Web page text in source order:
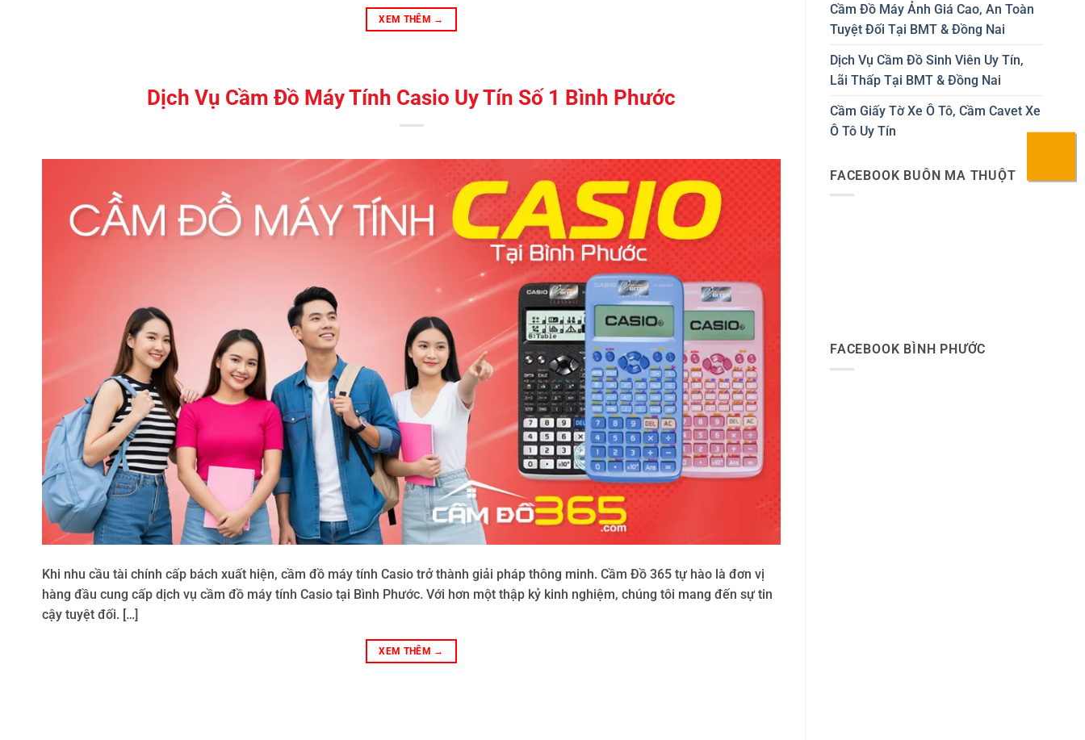
XEM THÊM →
Dịch Vụ Cầm Đồ Máy Tính Casio Uy Tín Số 1 Bình Phước
Khi nhu cầu tài chính cấp bách xuất hiện, cầm đồ máy tính Casio trở thành giải pháp thông minh. Cầm Đồ 365 tự hào là đơn vị
hàng đầu cung cấp dịch vụ cầm đồ máy tính Casio tại Bình Phước. Với hơn một thập kỷ kinh nghiệm, chúng tôi mang đến sự tin
cậy tuyệt đối. […]
XEM THÊM →
Cầm Đồ Máy Ảnh Giá Cao, An Toàn
Tuyệt Đối Tại BMT & Đồng Nai
Dịch Vụ Cầm Đồ Sinh Viên Uy Tín,
Lãi Thấp Tại BMT & Đồng Nai
Cầm Giấy Tờ Xe Ô Tô, Cầm Cavet Xe
Ô Tô Uy Tín
FACEBOOK BUÔN MA THUỘT
FACEBOOK BÌNH PHƯỚC